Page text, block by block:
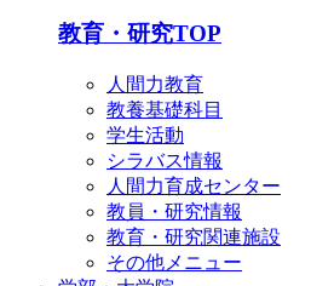
教育・研究TOP
人間力教育
教養基礎科目
学生活動
シラバス情報
人間力育成センター
教員・研究情報
教育・研究関連施設
その他メニュー